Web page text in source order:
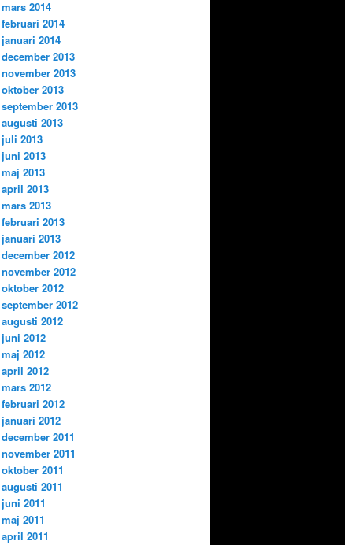
mars 2014
februari 2014
januari 2014
december 2013
november 2013
oktober 2013
september 2013
augusti 2013
juli 2013
juni 2013
maj 2013
april 2013
mars 2013
februari 2013
januari 2013
december 2012
november 2012
oktober 2012
september 2012
augusti 2012
juni 2012
maj 2012
april 2012
mars 2012
februari 2012
januari 2012
december 2011
november 2011
oktober 2011
augusti 2011
juni 2011
maj 2011
april 2011